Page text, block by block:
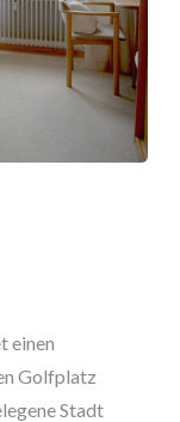
einen
Golfplatz
Stadt